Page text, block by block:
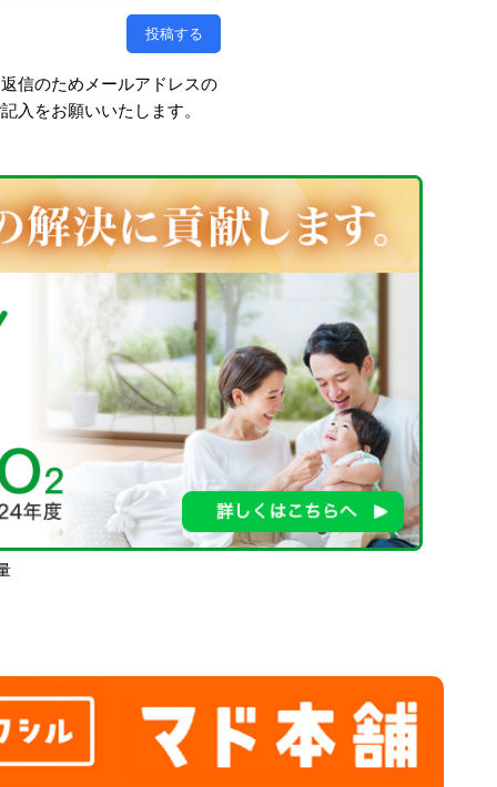
信のためメールアドレスの
入をお願いいたします。